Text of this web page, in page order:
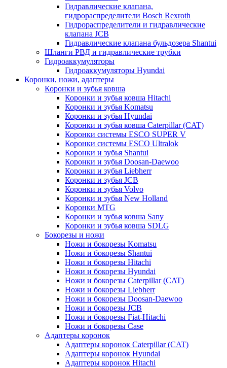
Гидравлические клапана,
гидрораспределители Bosch Rexroth
Гидрораспределители и гидравлические
клапана JCB
Гидравлические клапана бульдозера Shantui
Шланги РВД и гидравлические трубки
Гидроаккумуляторы
Гидроаккумуляторы Hyundai
Коронки, ножи, адаптеры
Коронки и зубья ковша
Коронки и зубья ковша Hitachi
Коронки и зубья Komatsu
Коронки и зубья Hyundai
Коронки и зубья ковша Caterpillar (CAT)
Коронки системы ESCO SUPER V
Коронки системы ESCO Ultralok
Коронки и зубья Shantui
Коронки и зубья Doosan-Daewoo
Коронки и зубья Liebherr
Коронки и зубья JCB
Коронки и зубья Volvo
Коронки и зубья New Holland
Коронки MTG
Коронки и зубья ковша Sany
Коронки и зубья ковша SDLG
Бокорезы и ножи
Ножи и бокорезы Komatsu
Ножи и бокорезы Shantui
Ножи и бокорезы Hitachi
Ножи и бокорезы Hyundai
Ножи и бокорезы Caterpillar (CAT)
Ножи и бокорезы Liebherr
Ножи и бокорезы Doosan-Daewoo
Ножи и бокорезы JCB
Ножи и бокорезы Fiat-Hitachi
Ножи и бокорезы Case
Адаптеры коронок
Адаптеры коронок Caterpillar (CAT)
Адаптеры коронок Hyundai
Адаптеры коронок Hitachi